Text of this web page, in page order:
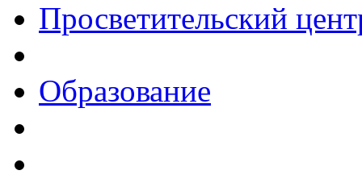
Просветительский
Образование